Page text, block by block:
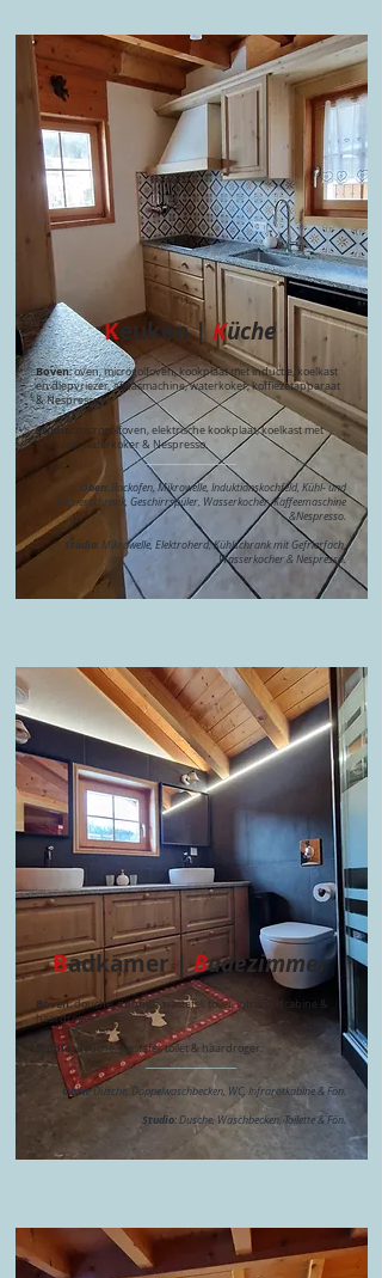
Keuken |Küche
Boven: oven, microgolfoven, kookplaat met inductie, koelkast
en diepvriezer, afwasmachine, waterkoker, koffiezetapparaat
& Nespresso.
Studio : microgolfoven, elektrische kookplaat, koelkast met
vriesvak, waterkoker & Nespresso.
___________________​
Oben: Backofen, Mikrowelle, Induktionskochfeld, Kühl- und
Gefrierschrank, Geschirrspüler, Wasserkocher, Kaffeemaschine
&Nespresso.
Studio: Mikrowelle, Elektroherd, Kühlschrank mit Gefrierfach,
Wasserkocher & Nespresso.
Badkamer |Badezimmer
Boven: douche, dubbele wastafel, toilet, infraroodcabine &
haardroger.
Studio: douche, wastafel, toilet & haardroger.
___________________​
Oben: Dusche, Doppelwaschbecken, WC, Infrarotkabine & Fön.
Studio: Dusche, Waschbecken, Toilette & Fön.